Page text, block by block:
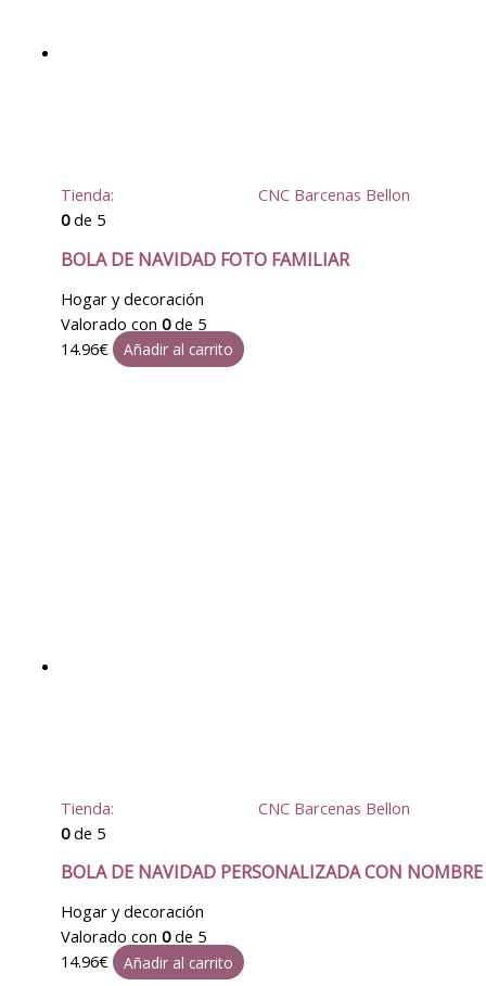
Tienda:
CNC Barcenas Bellon
0de 5
BOLA DE NAVIDAD FOTO FAMILIAR
Hogar y decoración
Valorado con 0de 5
14.96€ Añadir al carrito
Tienda:
CNC Barcenas Bellon
0de 5
BOLA DE NAVIDAD PERSONALIZADA CON NOMBRE
Hogar y decoración
Valorado con 0de 5
14.96€ Añadir al carrito